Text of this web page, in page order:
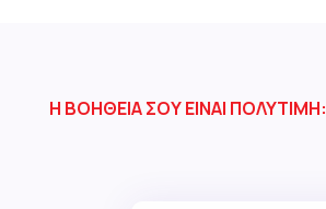
Η ΒΟΗΘΕΙΑ ΣΟΥ ΕΙΝΑΙ ΠΟΛΥΤΙΜΗ: